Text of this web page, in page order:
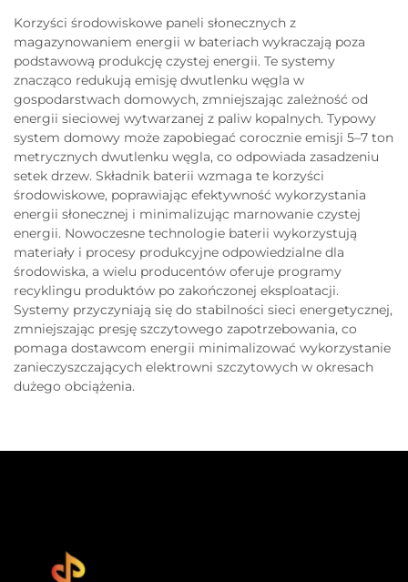
Korzyści środowiskowe paneli słonecznych z
magazynowaniem energii w bateriach wykraczają poza
podstawową produkcję czystej energii. Te systemy
znacząco redukują emisję dwutlenku węgla w
gospodarstwach domowych, zmniejszając zależność od
energii sieciowej wytwarzanej z paliw kopalnych. Typowy
system domowy może zapobiegać corocznie emisji 5–7 ton
metrycznych dwutlenku węgla, co odpowiada zasadzeniu
setek drzew. Składnik baterii wzmaga te korzyści
środowiskowe, poprawiając efektywność wykorzystania
energii słonecznej i minimalizując marnowanie czystej
energii. Nowoczesne technologie baterii wykorzystują
materiały i procesy produkcyjne odpowiedzialne dla
środowiska, a wielu producentów oferuje programy
recyklingu produktów po zakończonej eksploatacji.
Systemy przyczyniają się do stabilności sieci energetycznej,
zmniejszając presję szczytowego zapotrzebowania, co
pomaga dostawcom energii minimalizować wykorzystanie
zanieczyszczających elektrowni szczytowych w okresach
dużego obciążenia.